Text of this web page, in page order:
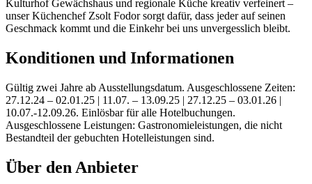
Kulturhof Gewächshaus und regionale Küche kreativ verfeinert –
unser Küchenchef Zsolt Fodor sorgt dafür, dass jeder auf seinen
Geschmack kommt und die Einkehr bei uns unvergesslich bleibt.
Konditionen und Informationen
Gültig zwei Jahre ab Ausstellungsdatum. Ausgeschlossene Zeiten:
27.12.24 – 02.01.25 | 11.07. – 13.09.25 | 27.12.25 – 03.01.26 |
10.07.-12.09.26. Einlösbar für alle Hotelbuchungen.
Ausgeschlossene Leistungen: Gastronomieleistungen, die nicht
Bestandteil der gebuchten Hotelleistungen sind.
Über den Anbieter